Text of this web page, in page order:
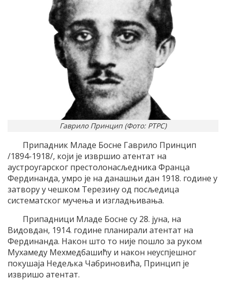
Гаврило Принцип (Фото: РТРС)
Припадник Младе Босне Гаврило Принцип
/1894-1918/, који је извршио атентат на
аустроугарског престолонасљедника Франца
Фердинанда, умро је на данашњи дан 1918. године у
затвору у чешком Терезину од посљедица
систематског мучења и изгладњивања.
Припадници Младе Босне су 28. јуна, на
Видовдан, 1914. године планирали атентат на
Фердинанда. Након што то није пошло за руком
Мухамеду Мехмедбашићу и након неуспјешног
покушаја Недељка Чабриновића, Принцип је
извришо атентат.